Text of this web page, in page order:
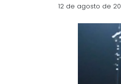
12 de agosto de